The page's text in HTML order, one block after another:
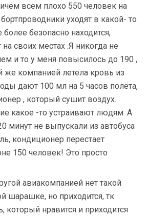
всем плохо 550 человек на
уходят в какой- то
безопасно находится,
на своих местах .Я никогда не
и то у меня повысилось до 190 ,
же компанией летела кровь из
дают 100 мл на 5 часов полёта,
, который сушит воздух.
какое -то устраивают людям. А
минут не выпускали из автобуса
кондиционер перестает
150 человек! Это просто
авиакомпанией нет такой
шарашке, но приходится, тк
который нравится и приходится